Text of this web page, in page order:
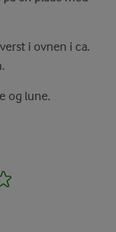
i ovnen i ca.
og lune.